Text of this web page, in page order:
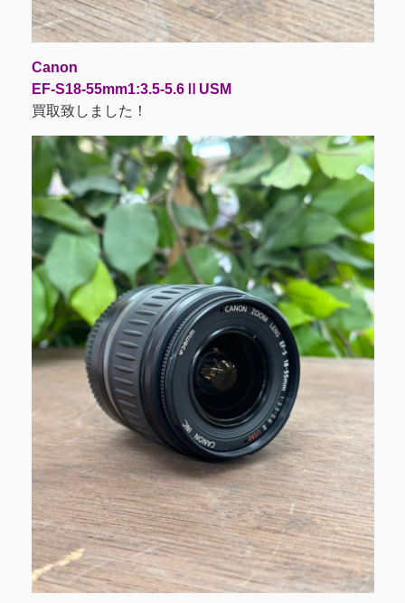
Canon
EF-S18-55mm1:3.5-5.6ⅡUSM
買取致しました！